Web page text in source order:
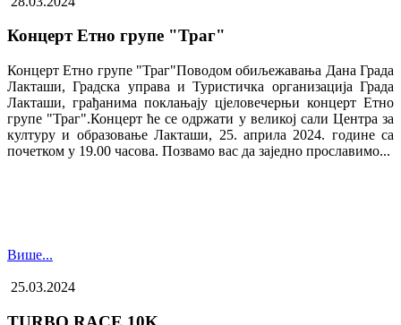
Концерт Етно групе "Траг"
Концерт Етно групе "Траг"Поводом обиљежавања Дана Града
Лакташи, Градска управа и Туристичка организација Града
Лакташи, грађанима поклањају цјеловечерњи концерт Етно
групе "Траг".Концерт ће се одржати у великој сали Центра за
културу и образовање Лакташи, 25. априла 2024. године са
почетком у 19.00 часова. Позвамо вас да заједно прославимо...
Више...
25.03.2024